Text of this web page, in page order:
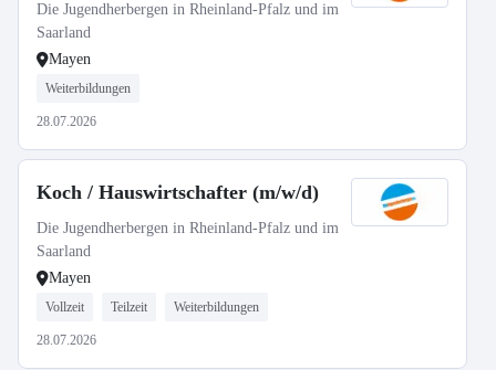
Die Jugendherbergen in Rheinland-Pfalz und im
Saarland
Mayen
Weiterbildungen
28.07.2026
Koch / Hauswirtschafter (m/w/d)
Die Jugendherbergen in Rheinland-Pfalz und im
Saarland
Mayen
Vollzeit Teilzeit Weiterbildungen
28.07.2026